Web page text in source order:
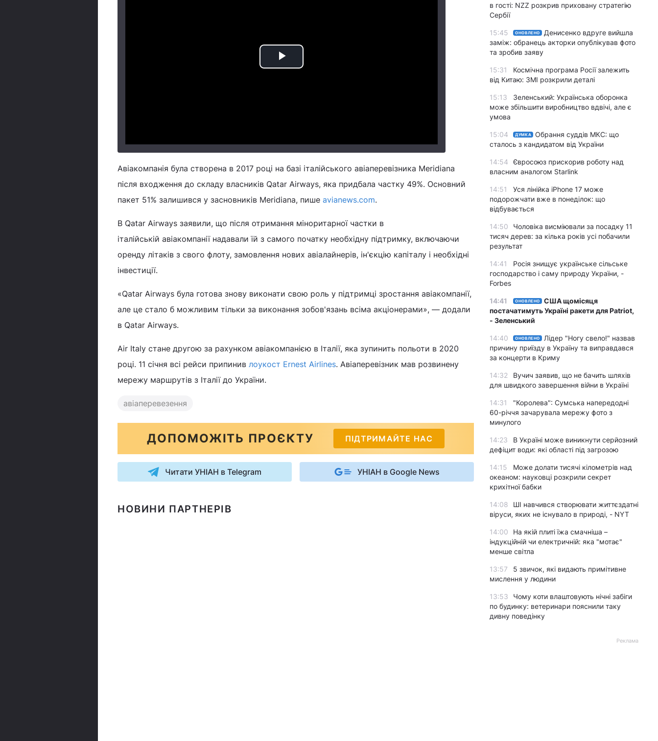
Play
Авіакомпанія була створена в 2017 році на базі італійського авіаперевізника Meridiana
після входження до складу власників Qatar Airways, яка придбала частку 49%. Основний
пакет 51% залишився у засновників Meridiana, пише avianews.com.
В Qatar Airways заявили, що після отримання міноритарної частки в
італійській авіакомпанії надавали їй з самого початку необхідну підтримку, включаючи
оренду літаків з свого флоту, замовлення нових авіалайнерів, ін'єкцію капіталу і необхідні
інвестиції.
«Qatar Airways була готова знову виконати свою роль у підтримці зростання авіакомпанії,
але це стало б можливим тільки за виконання зобов'язань всіма акціонерами», — додали
в Qatar Airways.
Air Italy стане другою за рахунком авіакомпанією в Італії, яка зупинить польоти в 2020
році. 11 січня всі рейси припинив лоукост Ernest Airlines. Авіаперевізник мав розвинену
мережу маршрутів з Італії до України.
авіаперевезення
ДОПОМОЖІТЬ ПРОЄКТУ ПІДТРИМАЙТЕ НАС
Читати УНІАН в Telegram УНІАН в Google News
НОВИНИ ПАРТНЕРІВ
в гості: NZZ розкрив приховану стратегію
Сербії
15:45 ОНОВЛЕНО
Денисенко вдруге вийшла
заміж: обранець акторки опублікував фото
та зробив заяву
15:31
Космічна програма Росії залежить
від Китаю: ЗМІ розкрили деталі
15:13
Зеленський: Українська оборонка
може збільшити виробництво вдвічі, але є
умова
15:04 ДУМКА
Обрання суддів МКС: що
сталось з кандидатом від України
14:54
Євросоюз прискорив роботу над
власним аналогом Starlink
14:51
Уся лінійка iPhone 17 може
подорожчати вже в понеділок: що
відбувається
14:50
Чоловіка висміювали за посадку 11
тисяч дерев: за кілька років усі побачили
результат
14:41
Росія знищує українське сільське
господарство і саму природу України, -
Forbes
14:41 ОНОВЛЕНО
США щомісяця
постачатимуть Україні ракети для Patriot,
- Зеленський
14:40 ОНОВЛЕНО
Лідер "Ногу свело!" назвав
причину приїзду в Україну та виправдався
за концерти в Криму
14:32
Вучич заявив, що не бачить шляхів
для швидкого завершення війни в Україні
14:31
"Королева": Сумська напередодні
60-річчя зачарувала мережу фото з
минулого
14:23
В Україні може виникнути серйозний
дефіцит води: які області під загрозою
14:15
Може долати тисячі кілометрів над
океаном: науковці розкрили секрет
крихітної бабки
14:08
ШІ навчився створювати життєздатні
віруси, яких не існувало в природі, - NYT
14:00
На якій плиті їжа смачніша –
індукційній чи електричній: яка "мотає"
менше світла
13:57
5 звичок, які видають примітивне
мислення у людини
13:53
Чому коти влаштовують нічні забіги
по будинку: ветеринари пояснили таку
дивну поведінку
Реклама